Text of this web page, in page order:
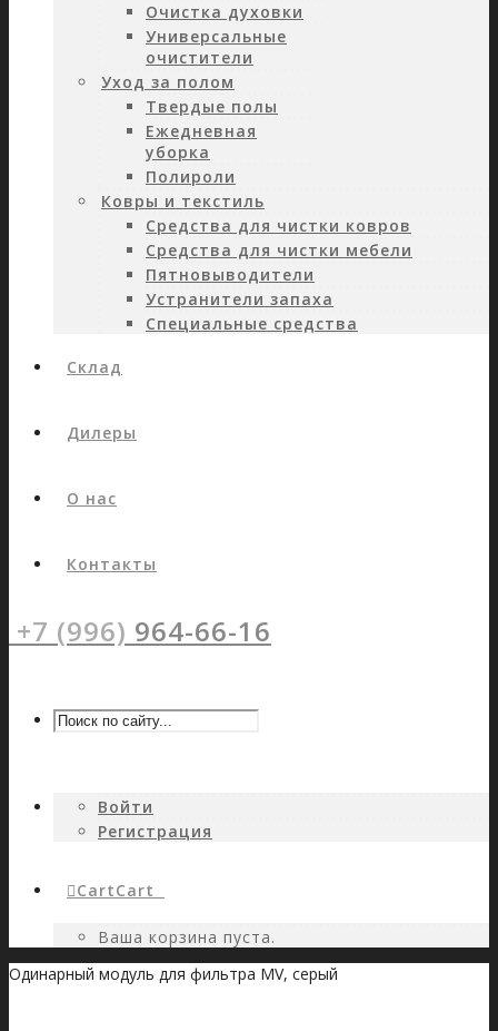
Очистка духовки
Универсальные
очистители
Уход за полом
Твердые полы
Ежедневная
уборка
Полироли
Ковры и текстиль
Средства для чистки ковров
Средства для чистки мебели
Пятновыводители
Устранители запаха
Специальные средства
Склад
Дилеры
О нас
Контакты
+7 (996) 964-66-16
Войти
Регистрация
CartCart
Ваша корзина пуста.
Одинарный модуль для фильтра MV, серый